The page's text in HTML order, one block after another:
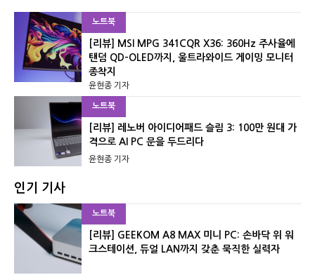
노트북
[리뷰] MSI MPG 341CQR X36: 360Hz 주사율에
탠덤 QD-OLED까지, 울트라와이드 게이밍 모니터
종착지
윤현종 기자
노트북
[리뷰] 레노버 아이디어패드 슬림 3: 100만 원대 가
격으로 AI PC 문을 두드리다
윤현종 기자
인기 기사
노트북
[리뷰] GEEKOM A8 MAX 미니 PC: 손바닥 위 워
크스테이션, 듀얼 LAN까지 갖춘 묵직한 실력자